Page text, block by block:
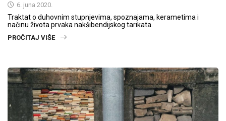
6. juna 2020.
Traktat o duhovnim stupnjevima, spoznajama, kerametima i
načinu života prvaka nakšibendijskog tarikata.
PROČITAJ VIŠE